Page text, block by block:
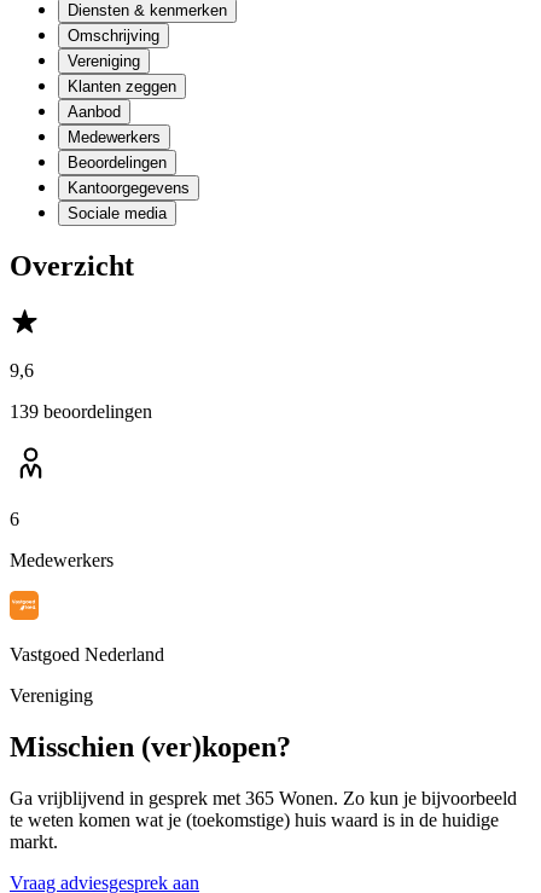
Diensten & kenmerken
Omschrijving
Vereniging
Klanten zeggen
Aanbod
Medewerkers
Beoordelingen
Kantoorgegevens
Sociale media
Overzicht
9,6
139 beoordelingen
6
Medewerkers
Vastgoed Nederland
Vereniging
Misschien (ver)kopen?
Ga vrijblijvend in gesprek met 365 Wonen. Zo kun je bijvoorbeeld
te weten komen wat je (toekomstige) huis waard is in de huidige
markt.
Vraag adviesgesprek aan